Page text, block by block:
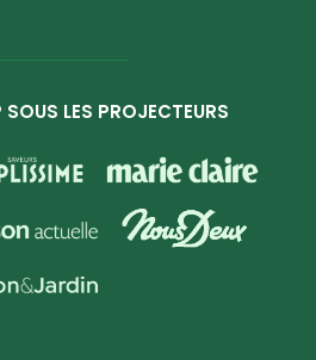
LES PROJECTEURS